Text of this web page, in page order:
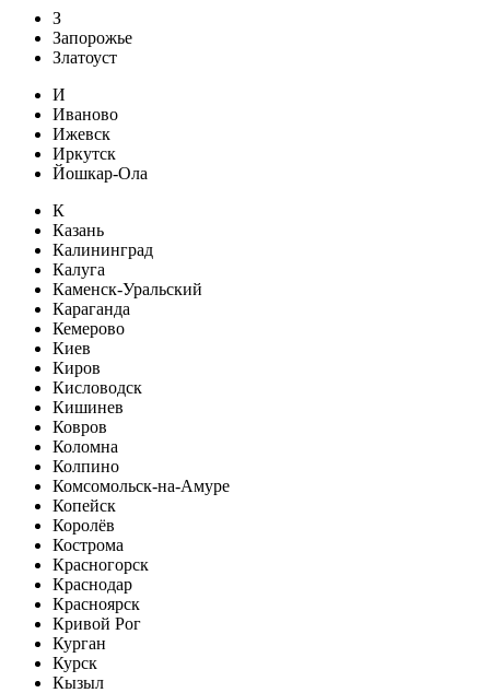
З
Запорожье
Златоуст
И
Иваново
Ижевск
Иркутск
Йошкар-Ола
К
Казань
Калининград
Калуга
Каменск-Уральский
Караганда
Кемерово
Киев
Киров
Кисловодск
Кишинев
Ковров
Коломна
Колпино
Комсомольск-на-Амуре
Копейск
Королёв
Кострома
Красногорск
Краснодар
Красноярск
Кривой Рог
Курган
Курск
Кызыл